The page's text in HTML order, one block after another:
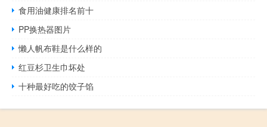
食用油健康排名前十
PP换热器图片
懒人帆布鞋是什么样的
红豆杉卫生巾坏处
十种最好吃的饺子馅